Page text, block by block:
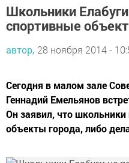
Школьники
спортивные
автор, 28 ноября 2014 -
Сегодня в малом зале
Геннадий Емельянов
Он заявил, что
объекты города, либо